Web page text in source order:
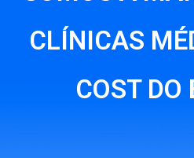
CLÍNICAS
COST DO